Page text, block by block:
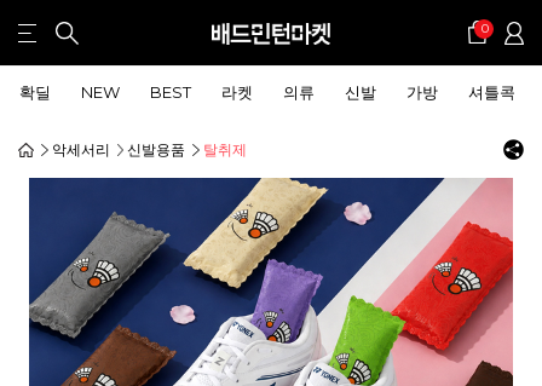
0
확딜 NEW BEST 라켓 의류 신발 가방 셔틀콕
악세서리 신발용품 탈취제